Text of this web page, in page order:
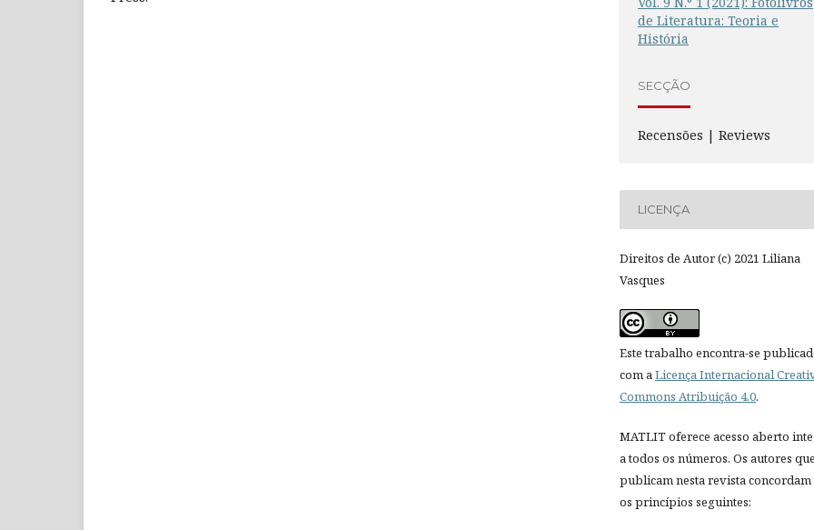
de Literatura: Teoria e
História
SECÇÃO
Recensões | Reviews
LICENÇA
Direitos de Autor (c) 2021 Liliana
Vasques
Este trabalho encontra-se
com aLicença Internacional
Commons Atribuição 4.0.
MATLIT oferece acesso aberto
a todos os números. Os autores que
publicam nesta revista concordam
os princípios seguintes: